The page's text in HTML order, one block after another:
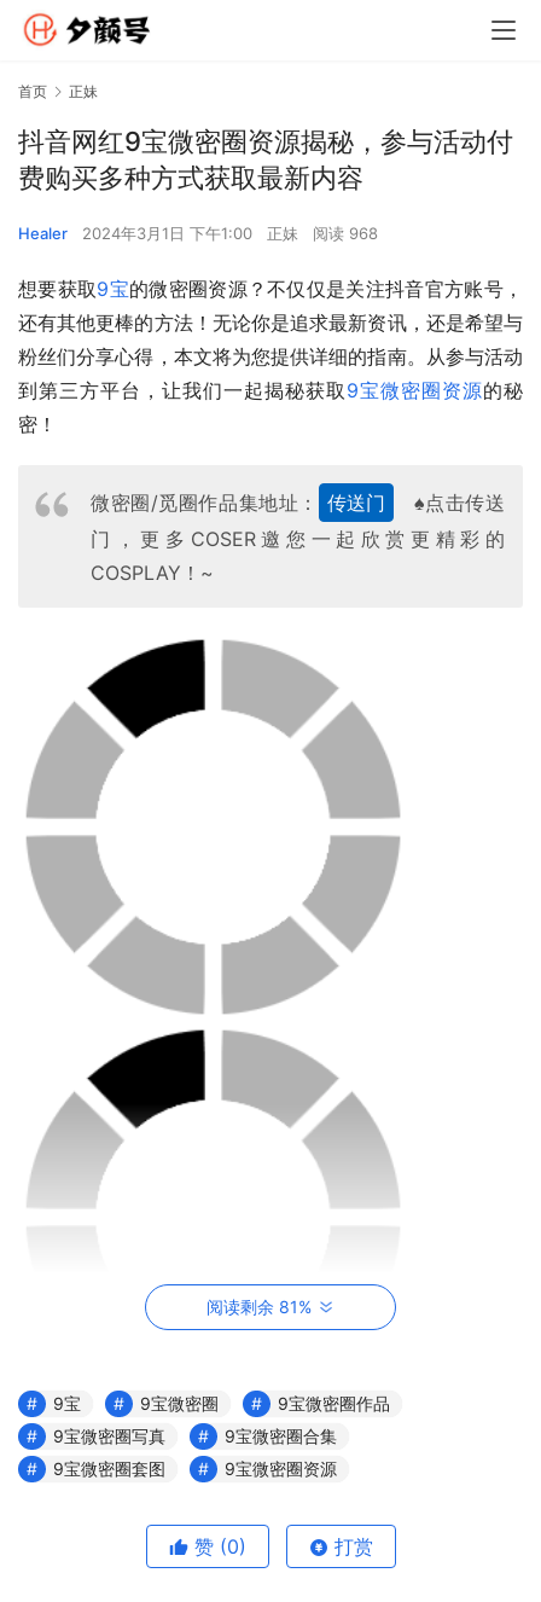
首页 正妹
抖音网红9宝微密圈资源揭秘，参与活动付
费购买多种方式获取最新内容
Healer 2024年3月1日 下午1:00 正妹 阅读 968
想要获取9宝的微密圈资源？不仅仅是关注抖音官方账号，
还有其他更棒的方法！无论你是追求最新资讯，还是希望与
粉丝们分享心得，本文将为您提供详细的指南。从参与活动
到第三方平台，让我们一起揭秘获取 9宝微密圈资源的秘
密！
微密圈/觅圈作品集地址： 传送门
♠点击传送
门，更多COSER邀您一起欣赏更精彩的
COSPLAY！~
首先，我们需要了解微密圈是什么。微密圈，顾名思义，是
一个私密的社群，它允许粉丝加入并获得独家内容。这些内
容可能包括视频、照片、文章等多种形式，旨在提供给粉丝
更多个性化的体验。对于9宝这样的网红来说，微密圈不仅
阅读剩余 81%
9宝 9宝微密圈
9宝微密圈作品
9宝微密圈写真
9宝微密圈合集
9宝微密圈套图
9宝微密圈资源
赞 (0) 打赏